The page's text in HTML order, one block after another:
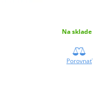
Na sklade
Porovnať